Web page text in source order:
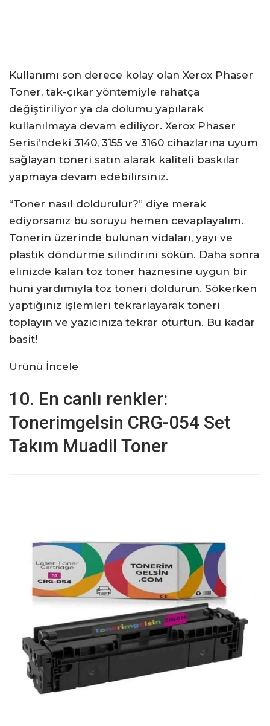
Kullanımı son derece kolay olan Xerox Phaser
Toner, tak-çıkar yöntemiyle rahatça
değiştiriliyor ya da dolumu yapılarak
kullanılmaya devam ediliyor. Xerox Phaser
Serisi’ndeki 3140, 3155 ve 3160 cihazlarına uyum
sağlayan toneri satın alarak kaliteli baskılar
yapmaya devam edebilirsiniz.
“Toner nasıl doldurulur?” diye merak
ediyorsanız bu soruyu hemen cevaplayalım.
Tonerin üzerinde bulunan vidaları, yayı ve
plastik döndürme silindirini sökün. Daha sonra
elinizde kalan toz toner haznesine uygun bir
huni yardımıyla toz toneri doldurun. Sökerken
yaptığınız işlemleri tekrarlayarak toneri
toplayın ve yazıcınıza tekrar oturtun. Bu kadar
basit!
Ürünü İncele
10. En canlı renkler:
Tonerimgelsin CRG-054 Set
Takım Muadil Toner